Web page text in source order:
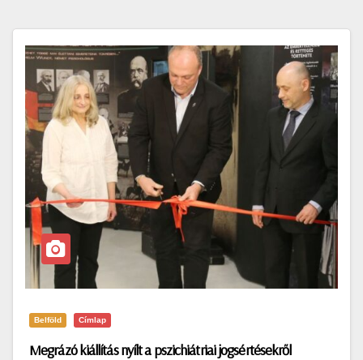
Belföld Címlap
Megrázó kiállítás nyílt a pszichiátriai jogsértésekről